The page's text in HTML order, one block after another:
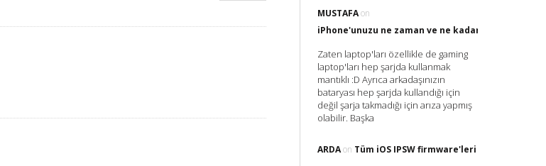
MUSTAFAon
iPhone'unuzu ne zaman ve ne kadar Şarj
Zaten laptop'ları özellikle de gaming
laptop'ları hep şarjda kullanmak
mantıklı :D Ayrıca arkadaşınızın
bataryası hep şarjda kullandığı için
değil şarja takmadığı için arıza yapmış
olabilir. Başka
ARDAon Tüm iOS IPSW firmware'leri